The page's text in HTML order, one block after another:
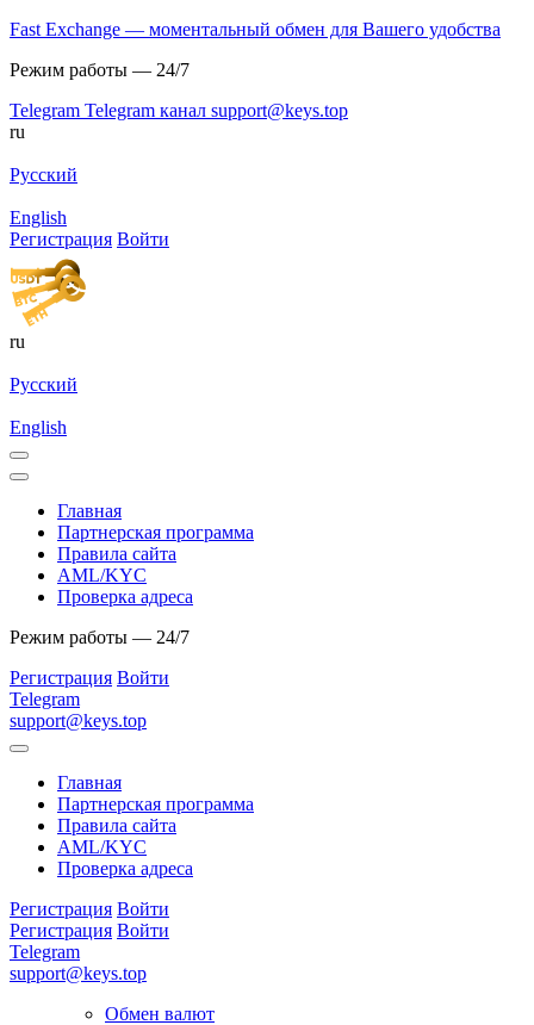
Fast Exchange — моментальный обмен для Вашего удобства
Режим работы — 24/7
Telegram Telegram канал support@keys.top
ru
Русский
English
Регистрация Войти
ru
Русский
English
Главная
Партнерская программа
Правила сайта
AML/KYC
Проверка адреса
Режим работы — 24/7
Регистрация Войти
Telegram
support@keys.top
Главная
Партнерская программа
Правила сайта
AML/KYC
Проверка адреса
Регистрация Войти
Регистрация Войти
Telegram
support@keys.top
Обмен валют